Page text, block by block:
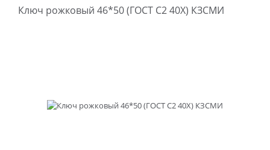
Ключ рожковый 46*50 (ГОСТ С2 40Х) КЗСМИ